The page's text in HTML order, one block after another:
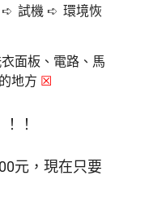
➪ 試機 ➪ 環境恢
面板、電路、馬
地方 ☒
！
元，現在只要